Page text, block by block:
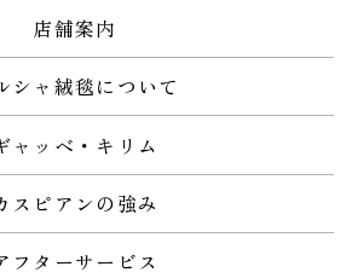
店舗案内
シャ絨毯について
ャッベ・キリム
スピアンの強み
フターサービス